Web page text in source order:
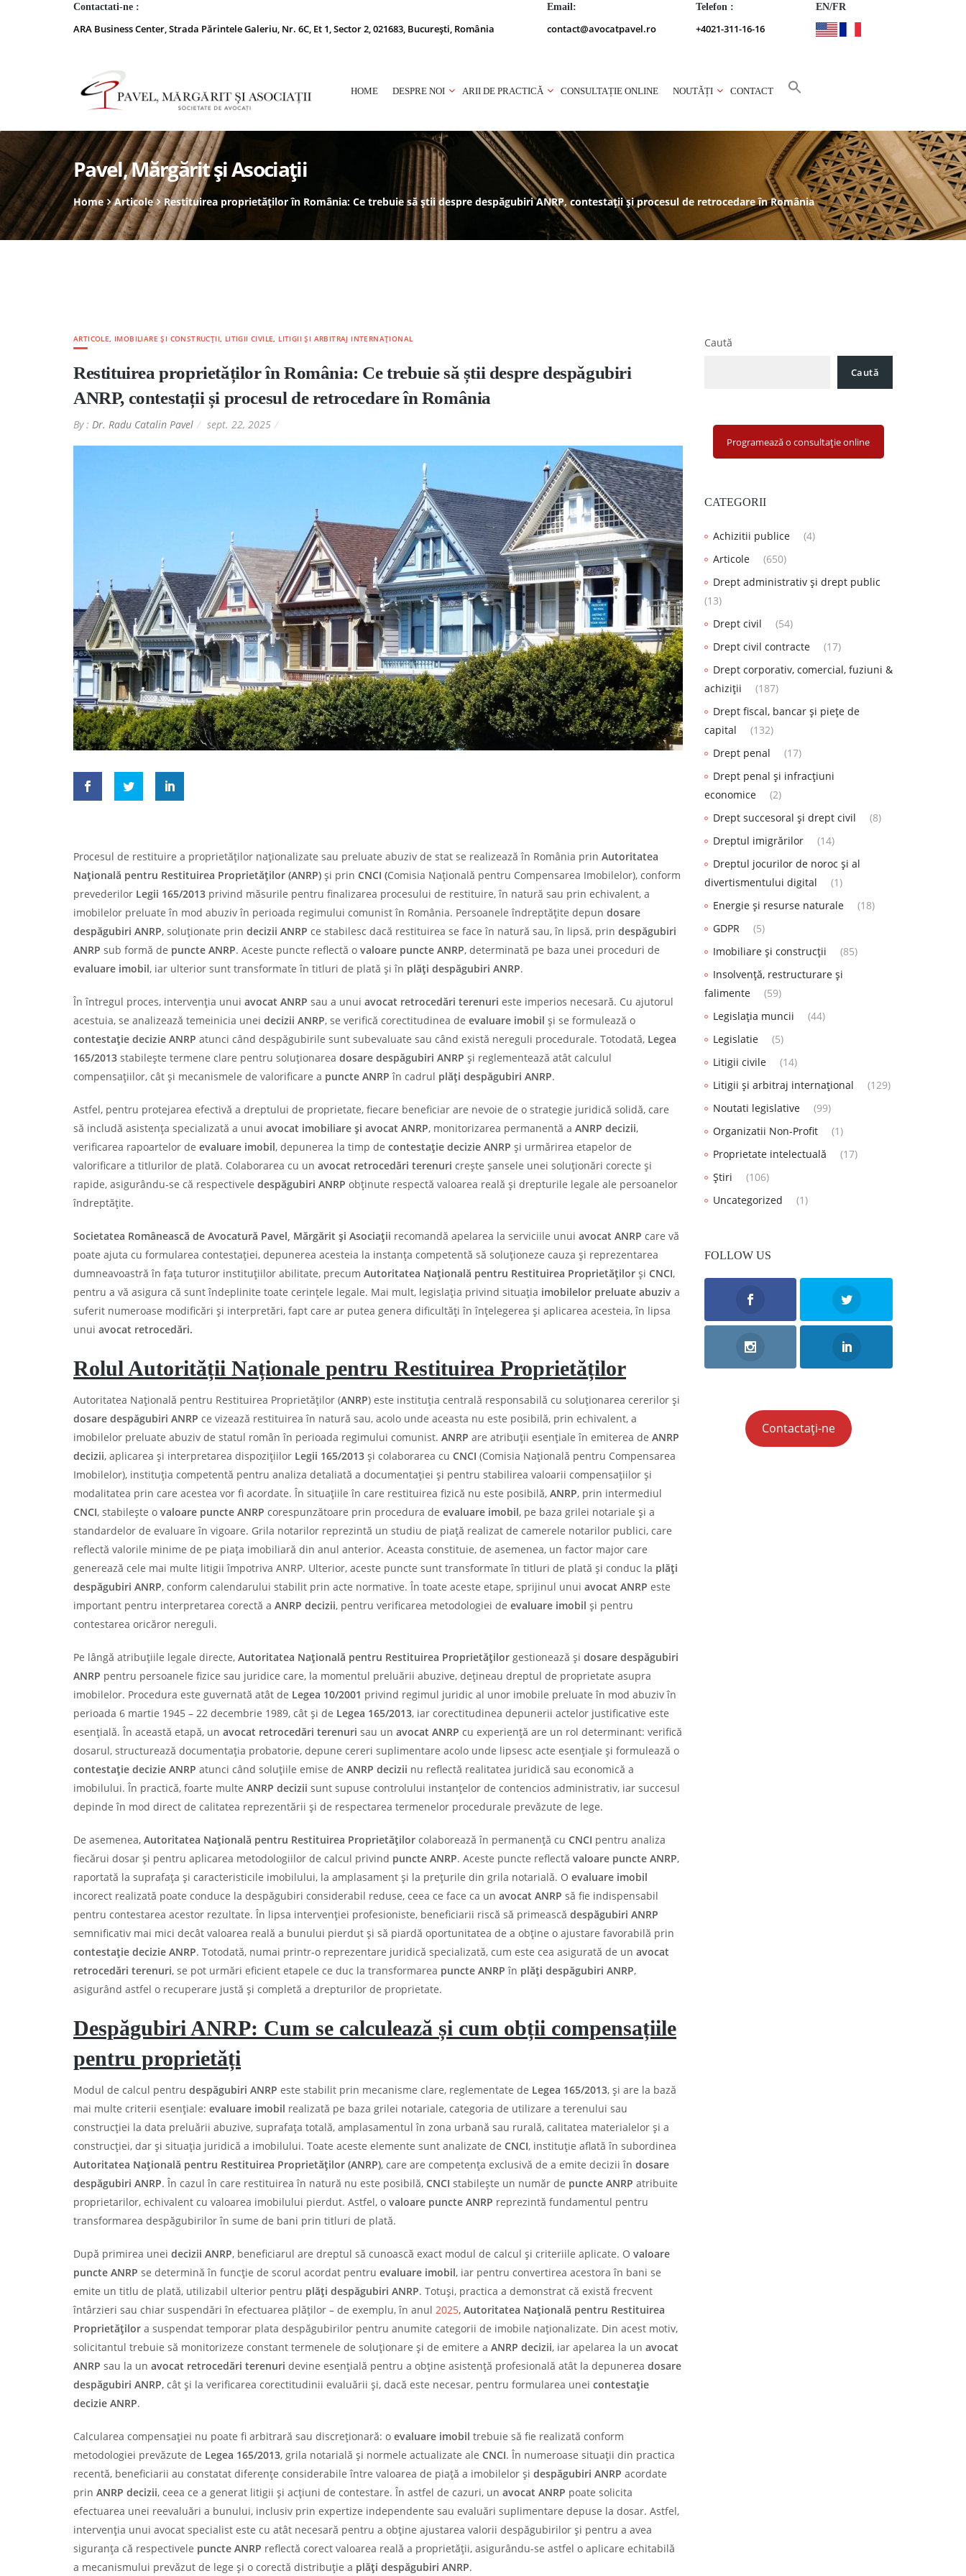
Contactati-ne :
ARA Business Center, Strada Părintele Galeriu, Nr. 6C, Et 1, Sector 2, 021683, București, România
Email:
contact@avocatpavel.ro
Telefon :
+4021-311-16-16
EN/FR
HOME DESPRE NOI ARII DE PRACTICĂ CONSULTAȚIE ONLINE NOUTĂȚI CONTACT
Pavel, Mărgărit și Asociații
Home Articole Restituirea proprietăților în România: Ce trebuie să știi despre despăgubiri ANRP, contestații și procesul de retrocedare în România
ARTICOLE, IMOBILIARE ȘI CONSTRUCȚII, LITIGII CIVILE, LITIGII ȘI ARBITRAJ INTERNAȚIONAL
Restituirea proprietăților în România: Ce trebuie să știi despre despăgubiri
ANRP, contestații și procesul de retrocedare în România
By : Dr. Radu Catalin Pavel sept. 22, 2025
Procesul de restituire a proprietăților naționalizate sau preluate abuziv de stat se realizează în România prin Autoritatea
Națională pentru Restituirea Proprietăților (ANRP) și prin CNCI (Comisia Națională pentru Compensarea Imobilelor), conform
prevederilor Legii 165/2013 privind măsurile pentru finalizarea procesului de restituire, în natură sau prin echivalent, a
imobilelor preluate în mod abuziv în perioada regimului comunist în România. Persoanele îndreptățite depun dosare
despăgubiri ANRP, soluționate prin decizii ANRP ce stabilesc dacă restituirea se face în natură sau, în lipsă, prin despăgubiri
ANRP sub formă de puncte ANRP. Aceste puncte reflectă o valoare puncte ANRP, determinată pe baza unei proceduri de
evaluare imobil, iar ulterior sunt transformate în titluri de plată și în plăți despăgubiri ANRP.
În întregul proces, intervenția unui avocat ANRP sau a unui avocat retrocedări terenuri este imperios necesară. Cu ajutorul
acestuia, se analizează temeinicia unei decizii ANRP, se verifică corectitudinea de evaluare imobil și se formulează o
contestație decizie ANRP atunci când despăgubirile sunt subevaluate sau când există nereguli procedurale. Totodată, Legea
165/2013 stabilește termene clare pentru soluționarea dosare despăgubiri ANRP și reglementează atât calculul
compensațiilor, cât și mecanismele de valorificare a puncte ANRP în cadrul plăți despăgubiri ANRP.
Astfel, pentru protejarea efectivă a dreptului de proprietate, fiecare beneficiar are nevoie de o strategie juridică solidă, care
să includă asistența specializată a unui avocat imobiliare și avocat ANRP, monitorizarea permanentă a ANRP decizii,
verificarea rapoartelor de evaluare imobil, depunerea la timp de contestație decizie ANRP și urmărirea etapelor de
valorificare a titlurilor de plată. Colaborarea cu un avocat retrocedări terenuri crește șansele unei soluționări corecte și
rapide, asigurându-se că respectivele despăgubiri ANRP obținute respectă valoarea reală și drepturile legale ale persoanelor
îndreptățite.
Societatea Românească de Avocatură Pavel, Mărgărit și Asociații recomandă apelarea la serviciile unui avocat ANRP care vă
poate ajuta cu formularea contestației, depunerea acesteia la instanța competentă să soluționeze cauza și reprezentarea
dumneavoastră în fața tuturor instituțiilor abilitate, precum Autoritatea Națională pentru Restituirea Proprietăților și CNCI,
pentru a vă asigura că sunt îndeplinite toate cerințele legale. Mai mult, legislația privind situația imobilelor preluate abuziv a
suferit numeroase modificări și interpretări, fapt care ar putea genera dificultăți în înțelegerea și aplicarea acesteia, în lipsa
unui avocat retrocedări.
Rolul Autorității Naționale pentru Restituirea Proprietăților
Autoritatea Națională pentru Restituirea Proprietăților (ANRP) este instituția centrală responsabilă cu soluționarea cererilor și
dosare despăgubiri ANRP ce vizează restituirea în natură sau, acolo unde aceasta nu este posibilă, prin echivalent, a
imobilelor preluate abuziv de statul român în perioada regimului comunist. ANRP are atribuții esențiale în emiterea de ANRP
decizii, aplicarea și interpretarea dispozițiilor Legii 165/2013 și colaborarea cu CNCI (Comisia Națională pentru Compensarea
Imobilelor), instituția competentă pentru analiza detaliată a documentației și pentru stabilirea valoarii compensațiilor și
modalitatea prin care acestea vor fi acordate. În situațiile în care restituirea fizică nu este posibilă, ANRP, prin intermediul
CNCI, stabilește o valoare puncte ANRP corespunzătoare prin procedura de evaluare imobil, pe baza grilei notariale și a
standardelor de evaluare în vigoare. Grila notarilor reprezintă un studiu de piață realizat de camerele notarilor publici, care
reflectă valorile minime de pe piața imobiliară din anul anterior. Aceasta constituie, de asemenea, un factor major care
generează cele mai multe litigii împotriva ANRP. Ulterior, aceste puncte sunt transformate în titluri de plată și conduc la plăți
despăgubiri ANRP, conform calendarului stabilit prin acte normative. În toate aceste etape, sprijinul unui avocat ANRP este
important pentru interpretarea corectă a ANRP decizii, pentru verificarea metodologiei de evaluare imobil și pentru
contestarea oricăror nereguli.
Pe lângă atribuțiile legale directe, Autoritatea Națională pentru Restituirea Proprietăților gestionează și dosare despăgubiri
ANRP pentru persoanele fizice sau juridice care, la momentul preluării abuzive, dețineau dreptul de proprietate asupra
imobilelor. Procedura este guvernată atât de Legea 10/2001 privind regimul juridic al unor imobile preluate în mod abuziv în
perioada 6 martie 1945 – 22 decembrie 1989, cât și de Legea 165/2013, iar corectitudinea depunerii actelor justificative este
esențială. În această etapă, un avocat retrocedări terenuri sau un avocat ANRP cu experiență are un rol determinant: verifică
dosarul, structurează documentația probatorie, depune cereri suplimentare acolo unde lipsesc acte esențiale și formulează o
contestație decizie ANRP atunci când soluțiile emise de ANRP decizii nu reflectă realitatea juridică sau economică a
imobilului. În practică, foarte multe ANRP decizii sunt supuse controlului instanțelor de contencios administrativ, iar succesul
depinde în mod direct de calitatea reprezentării și de respectarea termenelor procedurale prevăzute de lege.
De asemenea, Autoritatea Națională pentru Restituirea Proprietăților colaborează în permanență cu CNCI pentru analiza
fiecărui dosar și pentru aplicarea metodologiilor de calcul privind puncte ANRP. Aceste puncte reflectă valoare puncte ANRP,
raportată la suprafața și caracteristicile imobilului, la amplasament și la prețurile din grila notarială. O evaluare imobil
incorect realizată poate conduce la despăgubiri considerabil reduse, ceea ce face ca un avocat ANRP să fie indispensabil
pentru contestarea acestor rezultate. În lipsa intervenției profesioniste, beneficiarii riscă să primească despăgubiri ANRP
semnificativ mai mici decât valoarea reală a bunului pierdut și să piardă oportunitatea de a obține o ajustare favorabilă prin
contestație decizie ANRP. Totodată, numai printr-o reprezentare juridică specializată, cum este cea asigurată de un avocat
retrocedări terenuri, se pot urmări eficient etapele ce duc la transformarea puncte ANRP în plăți despăgubiri ANRP,
asigurând astfel o recuperare justă și completă a drepturilor de proprietate.
Despăgubiri ANRP: Cum se calculează și cum obții compensațiile
pentru proprietăți
Modul de calcul pentru despăgubiri ANRP este stabilit prin mecanisme clare, reglementate de Legea 165/2013, și are la bază
mai multe criterii esențiale: evaluare imobil realizată pe baza grilei notariale, categoria de utilizare a terenului sau
construcției la data preluării abuzive, suprafața totală, amplasamentul în zona urbană sau rurală, calitatea materialelor și a
construcției, dar și situația juridică a imobilului. Toate aceste elemente sunt analizate de CNCI, instituție aflată în subordinea
Autoritatea Națională pentru Restituirea Proprietăților (ANRP), care are competența exclusivă de a emite decizii în dosare
despăgubiri ANRP. În cazul în care restituirea în natură nu este posibilă, CNCI stabilește un număr de puncte ANRP atribuite
proprietarilor, echivalent cu valoarea imobilului pierdut. Astfel, o valoare puncte ANRP reprezintă fundamentul pentru
transformarea despăgubirilor în sume de bani prin titluri de plată.
După primirea unei decizii ANRP, beneficiarul are dreptul să cunoască exact modul de calcul și criteriile aplicate. O valoare
puncte ANRP se determină în funcție de scorul acordat pentru evaluare imobil, iar pentru convertirea acestora în bani se
emite un titlu de plată, utilizabil ulterior pentru plăți despăgubiri ANRP. Totuși, practica a demonstrat că există frecvent
întârzieri sau chiar suspendări în efectuarea plăților – de exemplu, în anul 2025, Autoritatea Națională pentru Restituirea
Proprietăților a suspendat temporar plata despăgubirilor pentru anumite categorii de imobile naționalizate. Din acest motiv,
solicitantul trebuie să monitorizeze constant termenele de soluționare și de emitere a ANRP decizii, iar apelarea la un avocat
ANRP sau la un avocat retrocedări terenuri devine esențială pentru a obține asistență profesională atât la depunerea dosare
despăgubiri ANRP, cât și la verificarea corectitudinii evaluării și, dacă este necesar, pentru formularea unei contestație
decizie ANRP.
Calcularea compensației nu poate fi arbitrară sau discreționară: o evaluare imobil trebuie să fie realizată conform
metodologiei prevăzute de Legea 165/2013, grila notarială și normele actualizate ale CNCI. În numeroase situații din practica
recentă, beneficiarii au constatat diferențe considerabile între valoarea de piață a imobilelor și despăgubiri ANRP acordate
prin ANRP decizii, ceea ce a generat litigii și acțiuni de contestare. În astfel de cazuri, un avocat ANRP poate solicita
efectuarea unei reevaluări a bunului, inclusiv prin expertize independente sau evaluări suplimentare depuse la dosar. Astfel,
intervenția unui avocat specialist este cu atât necesară pentru a obține ajustarea valorii despăgubirilor și pentru a avea
siguranța că respectivele puncte ANRP reflectă corect valoarea reală a proprietății, asigurându-se astfel o aplicare echitabilă
a mecanismului prevăzut de lege și o corectă distribuție a plăți despăgubiri ANRP.
Caută
Caută
Programează o consultație online
CATEGORII
Achizitii publice
(4)
Articole
(650)
Drept administrativ și drept public
(13)
Drept civil
(54)
Drept civil contracte
(17)
Drept corporativ, comercial, fuziuni &
achiziții
(187)
Drept fiscal, bancar și piețe de
capital
(132)
Drept penal
(17)
Drept penal și infracțiuni
economice
(2)
Drept succesoral și drept civil
(8)
Dreptul imigrărilor
(14)
Dreptul jocurilor de noroc și al
divertismentului digital
(1)
Energie și resurse naturale
(18)
GDPR
(5)
Imobiliare și construcții
(85)
Insolvență, restructurare și
falimente
(59)
Legislația muncii
(44)
Legislatie
(5)
Litigii civile
(14)
Litigii și arbitraj internațional
(129)
Noutati legislative
(99)
Organizatii Non-Profit
(1)
Proprietate intelectuală
(17)
Știri
(106)
Uncategorized
(1)
FOLLOW US
Contactați-ne